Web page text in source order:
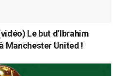
Le but d’Ibrahim
Manchester United !